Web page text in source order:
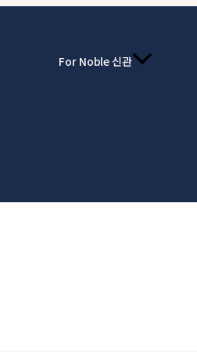
For Noble 신관